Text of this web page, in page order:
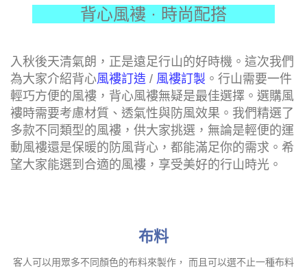
背心風褸 · 時尚配搭
入秋後天清氣朗，正是遠足行山的好時機。這次我們
為大家介紹背心風褸訂造 / 風褸訂製 。行山需要一件
輕巧方便的風褸，背心風褸無疑是最佳選擇。選購風
褸時需要考慮材質、透氣性與防風效果。我們精選了
多款不同類型的風褸，供大家挑選，無論是輕便的運
動風褸還是保暖的防風背心，都能滿足你的需求。希
望大家能選到合適的風褸，享受美好的行山時光。
布料
客人可以用眾多不同顏色的布料來製作， 而且可以選不止一種布料